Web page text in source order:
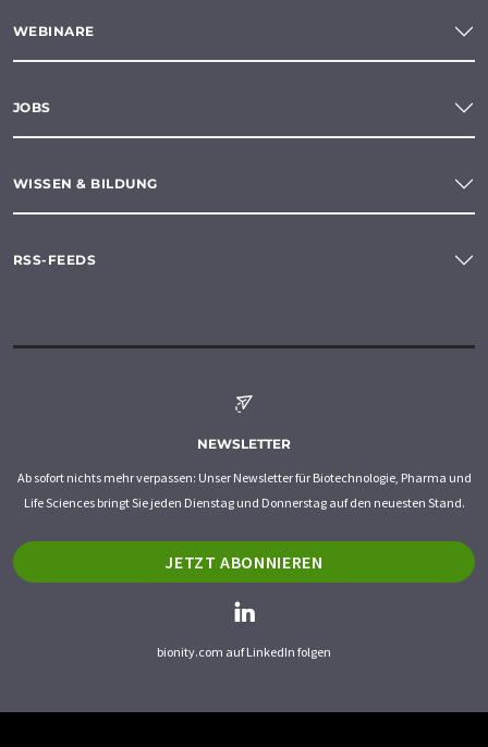
WEBINARE
JOBS
WISSEN & BILDUNG
RSS-FEEDS
NEWSLETTER
Ab sofort nichts mehr verpassen: Unser Newsletter für Biotechnologie, Pharma und
Life Sciences bringt Sie jeden Dienstag und Donnerstag auf den neuesten Stand.
JETZT ABONNIEREN
bionity.com auf LinkedIn folgen